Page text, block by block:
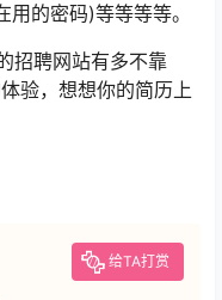
的密码)等等等等。
招聘网站有多不靠
验，想想你的简历上
给TA打赏